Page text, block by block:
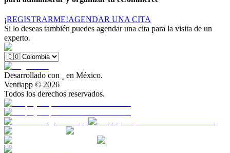
¡REGISTRARME!AGENDAR UNA CITA
Si lo deseas también puedes agendar una cita para la visita de un
experto.
Desarrollado con
en México.
Ventiapp © 2026
Todos los derechos reservados.